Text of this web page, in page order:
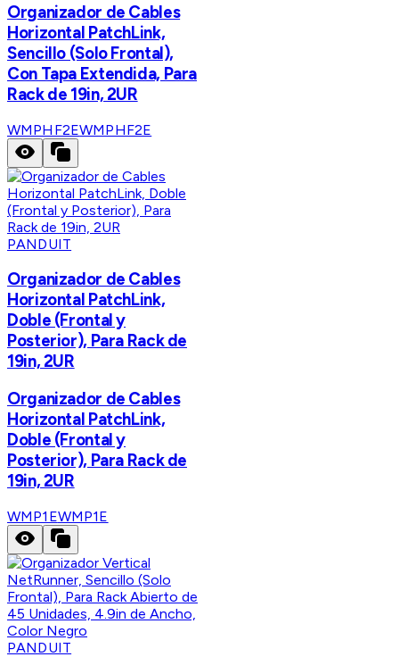
Organizador de Cables
Horizontal PatchLink,
Sencillo (Solo Frontal),
Con Tapa Extendida, Para
Rack de 19in, 2UR
WMPHF2EWMPHF2E
PANDUIT
Organizador de Cables
Horizontal PatchLink,
Doble (Frontal y
Posterior), Para Rack de
19in, 2UR
Organizador de Cables
Horizontal PatchLink,
Doble (Frontal y
Posterior), Para Rack de
19in, 2UR
WMP1EWMP1E
PANDUIT